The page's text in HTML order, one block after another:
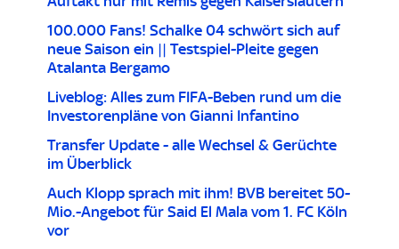
100.000 Fans! Schalke 04 schwört sich auf
neue Saison ein || Testspiel-Pleite gegen
Atalanta Bergamo
Liveblog: Alles zum FIFA-Beben rund um die
Investorenpläne von Gianni Infantino
Transfer Update - alle Wechsel & Gerüchte
im Überblick
Auch Klopp sprach mit ihm! BVB bereitet 50-
Mio.-Angebot für Said El Mala vom 1. FC Köln
vor